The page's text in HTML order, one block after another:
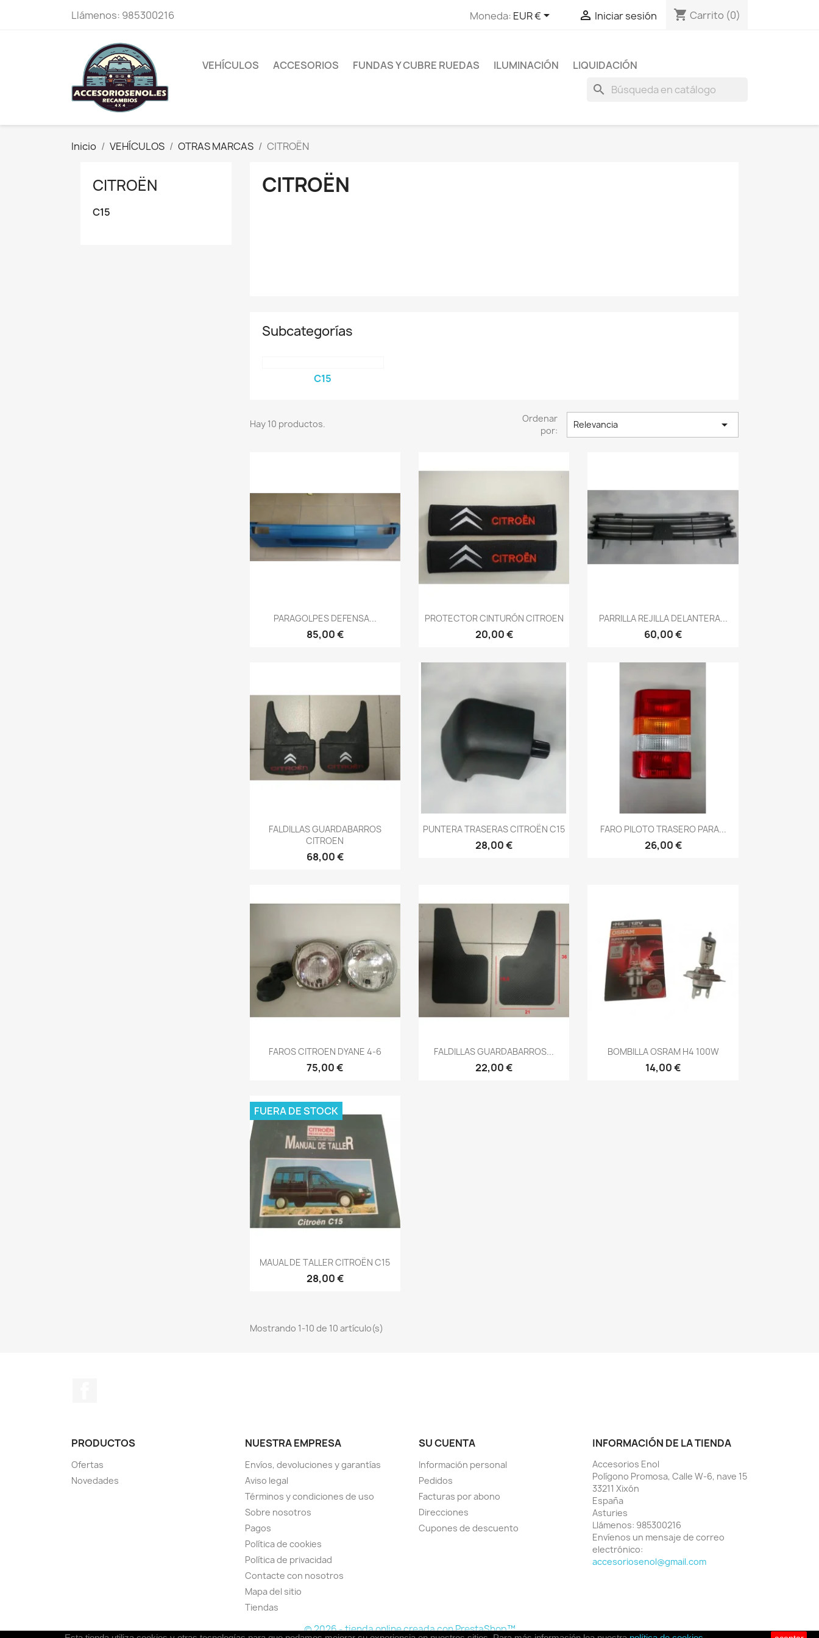
Llámenos: 985300216 Moneda: EUR €  Iniciar sesión shopping_cart Carrito (0)
VEHÍCULOS ACCESORIOS FUNDAS Y CUBRE RUEDAS ILUMINACIÓN LIQUIDACIÓN
search
Inicio VEHÍCULOS OTRAS MARCAS CITROËN
CITROËN
C15
CITROËN
Subcategorías
C15
Hay 10 productos.
Ordenar
por:
Relevancia 
Vista rápida
PARAGOLPES DEFENSA...
85,00 €
Vista rápida
PROTECTOR CINTURÓN CITROEN
20,00 €
Vista rápida
PARRILLA REJILLA DELANTERA...
60,00 €
Vista rápida
FALDILLAS GUARDABARROS
CITROEN
68,00 €
Vista rápida
PUNTERA TRASERAS CITROËN C15
28,00 €
Vista rápida
FARO PILOTO TRASERO PARA...
26,00 €
Vista rápida
FAROS CITROEN DYANE 4-6
75,00 €
Vista rápida
FALDILLAS GUARDABARROS...
22,00 €
 Vista rápida
BOMBILLA OSRAM H4 100W
14,00 €
Vista rápida
MAUAL DE TALLER CITROËN C15
28,00 €
FUERA DE STOCK
Mostrando 1-10 de 10 artículo(s)
PRODUCTOS
Ofertas
Novedades
NUESTRA EMPRESA
Envíos, devoluciones y garantías
Aviso legal
Términos y condiciones de uso
Sobre nosotros
Pagos
Política de cookies
Política de privacidad
Contacte con nosotros
Mapa del sitio
Tiendas
SU CUENTA
Información personal
Pedidos
Facturas por abono
Direcciones
Cupones de descuento
INFORMACIÓN DE LA TIENDA
Accesorios Enol
Polígono Promosa, Calle W-6, nave 15
33211 Xixón
España
Asturies
Llámenos: 985300216
Envíenos un mensaje de correo
electrónico:
accesoriosenol@gmail.com
© 2026 - tienda online creada con PrestaShop™